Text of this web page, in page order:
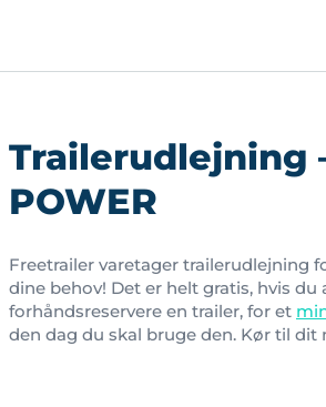
Trailerudlejning
POWER
Freetrailer varetager trailerudlejning
dine behov! Det er helt gratis, hvis
forhåndsreservere en trailer, for et
den dag du skal bruge den. Kør til dit